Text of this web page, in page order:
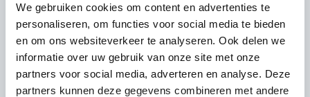
We gebruiken cookies om content en advertenties te
personaliseren, om functies voor social media te bieden
en om ons websiteverkeer te analyseren. Ook delen we
informatie over uw gebruik van onze site met onze
partners voor social media, adverteren en analyse. Deze
partners kunnen deze gegevens combineren met andere
EMAIL*
TELEFOONNUMMER